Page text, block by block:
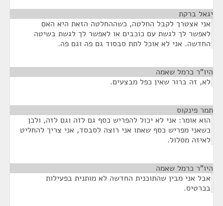
יגאל ברקת
אני אצטרך לקבל החלטה, כשההחלטה הזאת היא האם
לאפשר לך לגשת עם כוכבים או לאפשר לך לגשת בשיטה
החדשה. אני לא אוכל לתת סבסוד גם פה וגם פה.
היו"ר כרמל שאמה
לא, זה ברור שאין כפל מבצעים.
תמר פינקוס
הוא אומר: אני לא יכול להפריש כסף גם לזה וגם לזה, ולכן
כשאני מפריש כסף שאתו אני רוצה לסבסד, אני צריך להחליט
לאיזה מסלול.
היו"ר כרמל שאמה
אבל אני מבין שהתוכנית החדשה לא מותנית בפעילות
בכרטיס.